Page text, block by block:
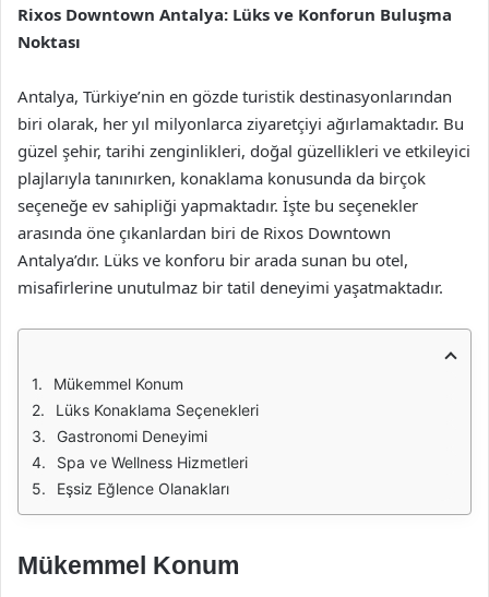
Rixos Downtown Antalya: Lüks ve Konforun Buluşma
Noktası
Antalya, Türkiye’nin en gözde turistik destinasyonlarından
biri olarak, her yıl milyonlarca ziyaretçiyi ağırlamaktadır. Bu
güzel şehir, tarihi zenginlikleri, doğal güzellikleri ve etkileyici
plajlarıyla tanınırken, konaklama konusunda da birçok
seçeneğe ev sahipliği yapmaktadır. İşte bu seçenekler
arasında öne çıkanlardan biri de Rixos Downtown
Antalya’dır. Lüks ve konforu bir arada sunan bu otel,
misafirlerine unutulmaz bir tatil deneyimi yaşatmaktadır.
Mükemmel Konum
Lüks Konaklama Seçenekleri
Gastronomi Deneyimi
Spa ve Wellness Hizmetleri
Eşsiz Eğlence Olanakları
Mükemmel Konum